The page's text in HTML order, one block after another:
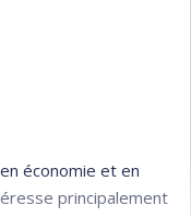
économie et en
principalement